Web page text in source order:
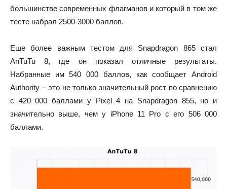
большинстве современных флагманов и который в том же
тесте набрал 2500-3000 баллов.
Еще более важным тестом для Snapdragon 865 стал
AnTuTu 8, где он показал отличные результаты.
Набранные им 540 000 баллов, как сообщает Android
Authority – это не только значительный рост по сравнению
с 420 000 баллами у Pixel 4 на Snapdragon 855, но и
значительно выше, чем у iPhone 11 Pro с его 506 000
баллами.